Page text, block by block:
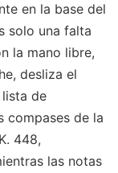
en la base del
solo una falta
la mano libre,
desliza el
de
compases de la
448,
las notas